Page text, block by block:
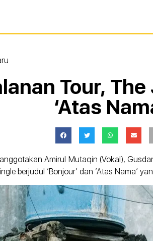
Tour,
‘Atas
Amirul Mutaqin (Vokal),
berjudul ‘Bonjour’ dan ‘Atas Nama’